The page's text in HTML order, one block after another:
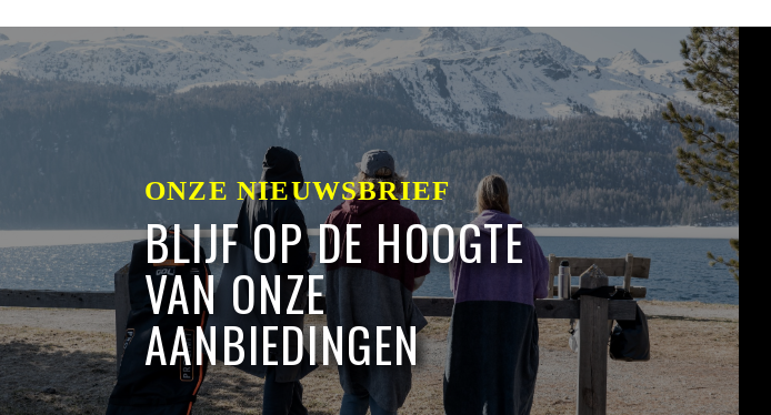
ONZE NIEUWSBRIEF
BLIJF OP DE HOOGTE
VAN ONZE
AANBIEDINGEN